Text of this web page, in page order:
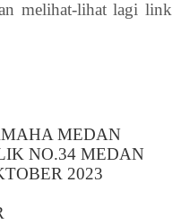
melihat-lihat lagi link
MEDAN
NO.34 MEDAN
2023